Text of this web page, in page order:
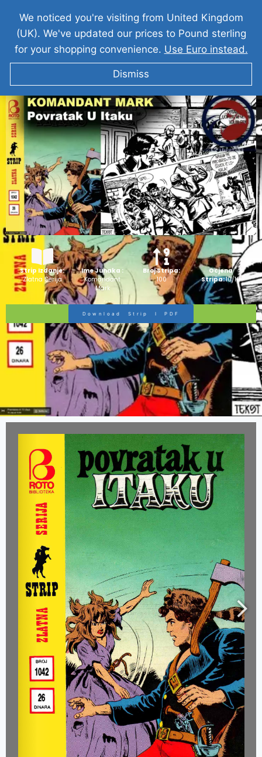
KOMANDANT MARK I Povratak u Itaku
Strip Izdanje:
Zlatna Serija
Ime Junaka :
Komandant
Mark
Broj Stripa:
100
Ocjena
Stripa:10/10
Download Strip I PDF
We noticed you're visiting from United Kingdom
(UK). We've updated our prices to Pound sterling
for your shopping convenience. Use Euro instead.
Dismiss